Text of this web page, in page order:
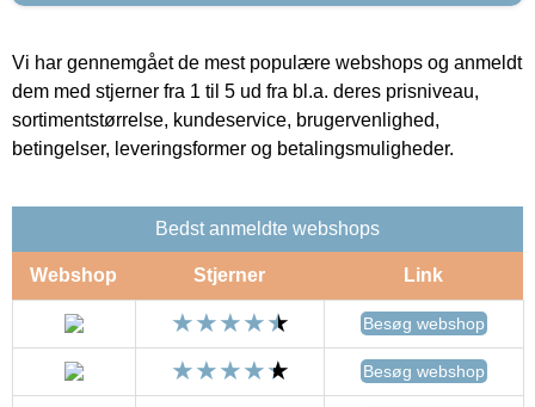
Vi har gennemgået de mest populære webshops og anmeldt
dem med stjerner fra 1 til 5 ud fra bl.a. deres prisniveau,
sortimentstørrelse, kundeservice, brugervenlighed,
betingelser, leveringsformer og betalingsmuligheder.
Bedst anmeldte webshops
Webshop Stjerner Link
Besøg webshop
Besøg webshop